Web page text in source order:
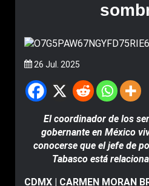
26 Jul. 2025
El coordinador de los
gobernante en México
conocerse que el jefe de
Tabasco está
CDMX | CARMEN MORAN